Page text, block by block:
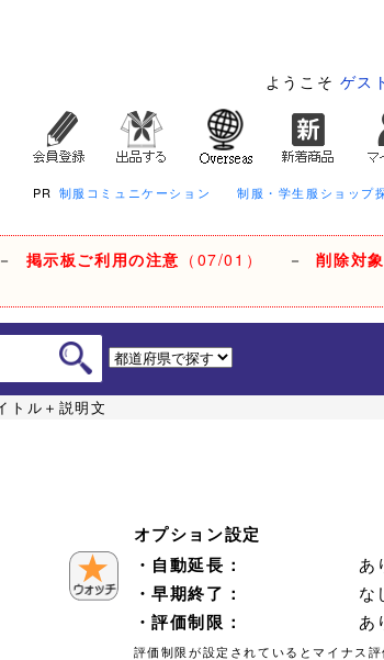
ようこそ ゲス
PR 制服コミュニケーション 制服・学生服ショップ
掲示板ご利用の注意 （07/01） －削除対
トル＋説明文
オプション設定
・自動延長：
あ
・早期終了：
な
・評価制限：
あ
評価制限が設定されているとマイナス